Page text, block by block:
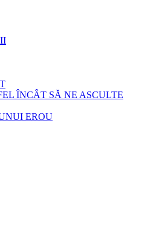
ÎNCÂT SĂ NE ASCULTE
EROU